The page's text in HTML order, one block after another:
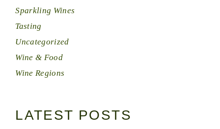
Sparkling Wines
Tasting
Uncategorized
Wine & Food
Wine Regions
LATEST POSTS